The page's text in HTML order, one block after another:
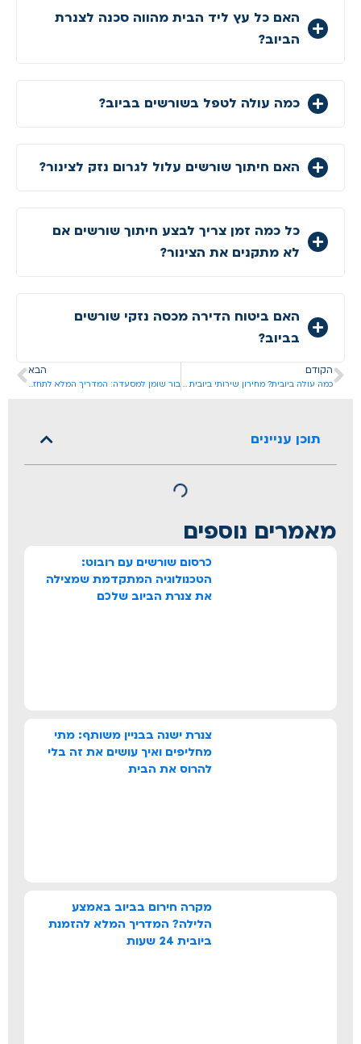
האם כל עץ ליד הבית מהווה סכנה לצנרת
הביוב?
כמה עולה לטפל בשורשים בביוב?
האם חיתוך שורשים עלול לגרום נזק לצינור?
כל כמה זמן צריך לבצע חיתוך שורשים אם
לא מתקנים את הצינור?
האם ביטוח הדירה מכסה נזקי שורשים
בביוב?
הקודם
כמה עולה ביובית? מחירון שירותי ביובית 2025 [שקוף ומפורט]
הבא
בור שומן למסעדה: המדריך המלא לתחזוקה (ושאיבה)
תוכן עניינים
מאמרים נוספים
כרסום שורשים עם רובוט:
הטכנולוגיה המתקדמת שמצילה
את צנרת הביוב שלכם
צנרת ישנה בבניין משותף: מתי
מחליפים ואיך עושים את זה בלי
להרוס את הבית
מקרה חירום בביוב באמצע
הלילה? המדריך המלא להזמנת
ביובית 24 שעות